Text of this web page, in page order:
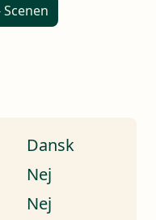
Dansk
Nej
Nej